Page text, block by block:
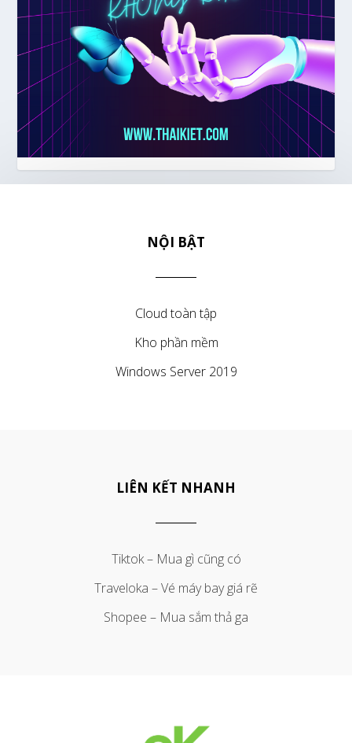
NỘI BẬT
Cloud toàn tập
Kho phần mềm
Windows Server 2019
LIÊN KẾT NHANH
Tiktok – Mua gì cũng có
Traveloka – Vé máy bay giá rẽ
Shopee – Mua sắm thả ga